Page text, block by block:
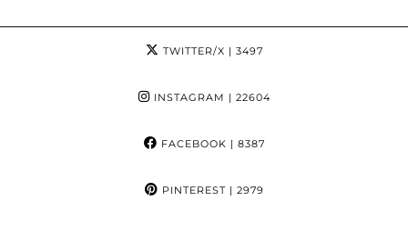
TWITTER/X | 3497
INSTAGRAM | 22604
FACEBOOK | 8387
PINTEREST| 2979